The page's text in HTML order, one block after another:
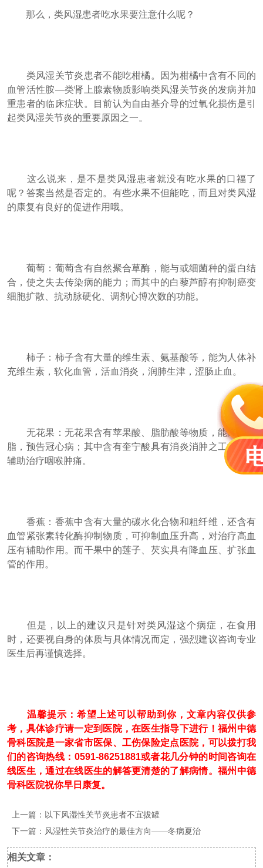
那么，类风湿患者吃水果要注意什么呢？
类风湿关节炎患者不能吃柑橘。因为柑橘中含有不同的
血管活性胺—类肾上腺素物质影响类风湿关节炎的发病并加
重患者的临床症状。目前认为自由基介导的过氧化损伤是引
起类风湿关节炎的重要原因之一。
这么说来，是不是类风湿患者就没有吃水果的口福了
呢？答案当然是否定的。有些水果不但能吃，而且对类风湿
的康复有良好的促进作用哦。
葡萄：葡萄含有自然聚合草酶，能与或细菌种的蛋白结
合，使之失去传染病的能力；而其中的白藜芦醇有抑制癌变
细胞扩散、抗动脉硬化、调剂心博次数的功能。
柿子：柿子含有大量的维生素、氨基酸等，能为人体补
充维生素，软化血管，活血消炎，润肺生津，涩肠止血。
无花果：无花果含有苹果酸、脂肪酸等物质，能降低血
脂，预告冠心病；其中含有奎宁酸具有消炎消肿之工效，可
辅助治疗咽喉肿痛。
香蕉：香蕉中含有大量的碳水化合物和粗纤维，还含有
血管紧张素转化酶抑制物质，可抑制血压升高，对治疗高血
压有辅助作用。而干果中的莲子、芡实具有降血压、扩张血
管的作用。
但是，以上的建议只是针对类风湿这个病症，在食用
时，还要视自身的体质与具体情况而定，强烈建议咨询专业
医生后再谨慎选择。
温馨提示：希望上述可以帮助到你，文章内容仅供参
考，具体诊疗请一定到医院，在医生指导下进行！福州中德
骨科医院是一家省市医保、工伤保险定点医院，可以拨打我
们的咨询热线：0591-86251881或者花几分钟的时间咨询在
线医生，通过在线医生的解答更清楚的了解病情。福州中德
骨科医院祝你早日康复。
上一篇： 以下风湿性关节炎患者不宜拔罐
下一篇： 风湿性关节炎治疗的最佳方向——冬病夏治
相关文章：